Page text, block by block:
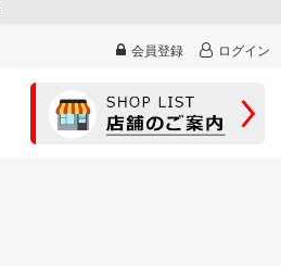
会員登録 ログイン